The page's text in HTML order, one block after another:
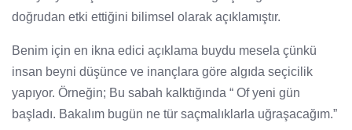
doğrudan etki ettiğini bilimsel olarak açıklamıştır.
Benim için en ikna edici açıklama buydu mesela çünkü
insan beyni düşünce ve inançlara göre algıda seçicilik
yapıyor. Örneğin; Bu sabah kalktığında “ Of yeni gün
başladı. Bakalım bugün ne tür saçmalıklarla uğraşacağım.”